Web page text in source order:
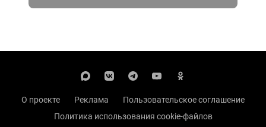
О проекте Реклама
Пользовательское соглашение
Политика использования cookie-файлов